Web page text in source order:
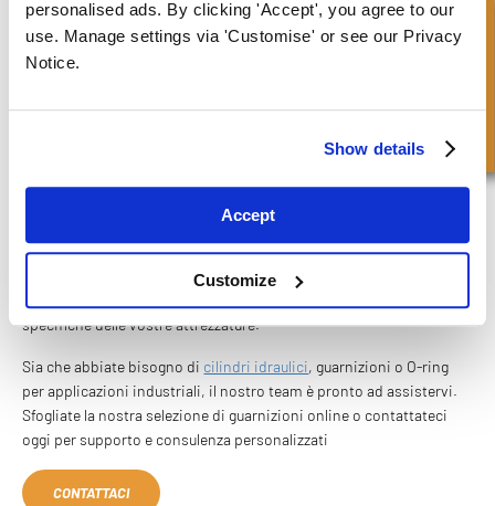
personalised ads. By clicking 'Accept', you agree to our
use. Manage settings via 'Customise' or see our Privacy
Notice.
Show details
Accept
Customize
Sporco e detriti: I cantieri sono pieni di terra, polvere e detriti,
che possono compromettere la funzionalità dei sistemi idraulici.
proteggere da questi contaminanti esterni.
FPE SEALS PER O-RING E GUARNIZIONI
AFFIDABILI
Se cercate O-ring e guarnizioni di alta qualità per l'edilizia, FPE
Seals ha l'esperienza e i prodotti che vi servono. Con anni di
esperienza nella fornitura di soluzioni di tenuta a diversi settori,
specifiche delle vostre attrezzature.
Sia che abbiate bisogno di cilindri idraulici, guarnizioni o O-ring
per applicazioni industriali, il nostro team è pronto ad assistervi.
Sfogliate la nostra selezione di guarnizioni online o contattateci
oggi per supporto e consulenza personalizzati
CONTATTACI
Richiesta Veloce